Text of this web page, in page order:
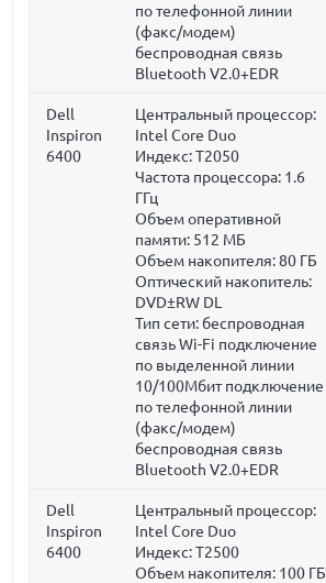
по телефонной линии
(факс/модем)
беспроводная связь
Bluetooth V2.0+EDR
Dell
Inspiron
6400
Центральный процессор:
Intel Core Duo
Индекс: T2050
Частота процессора: 1.6
ГГц
Объем оперативной
памяти: 512 МБ
Объем накопителя:80 ГБ
Оптический накопитель:
DVD±RW DL
Тип сети: беспроводная
связь Wi-Fi подключение
по выделенной линии
10/100Мбит подключение
по телефонной линии
(факс/модем)
беспроводная связь
Bluetooth V2.0+EDR
Dell
Inspiron
6400
Центральный процессор:
Intel Core Duo
Индекс: T2500
Объем накопителя: 100 ГБ